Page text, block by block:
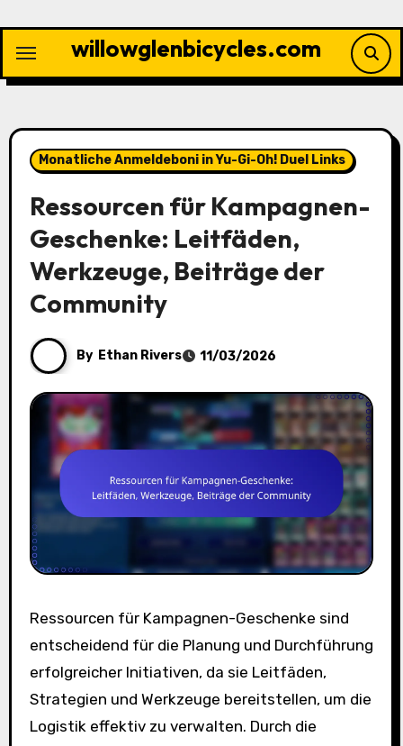
content
willowglenbicycles.com
Monatliche Anmeldeboni in Yu-Gi-Oh! Duel Links
Ressourcen für Kampagnen-
Geschenke: Leitfäden,
Werkzeuge, Beiträge der
Community
By Ethan Rivers 11/03/2026
Ressourcen für Kampagnen-Geschenke sind
entscheidend für die Planung und Durchführung
erfolgreicher Initiativen, da sie Leitfäden,
Strategien und Werkzeuge bereitstellen, um die
Logistik effektiv zu verwalten. Durch die